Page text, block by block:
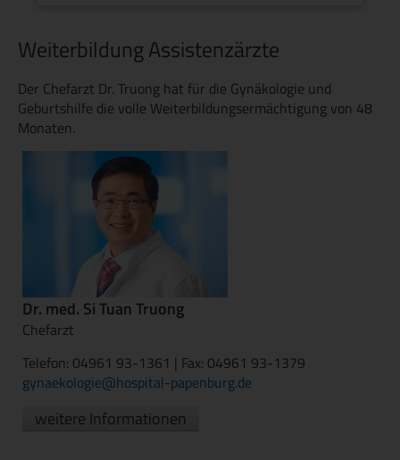
Weiterbildung Assistenzärzte
Der Chefarzt Dr. Truong hat für die Gynäkologie und
Geburtshilfe die volle Weiterbildungsermächtigung von 48
Monaten.
Dr. med. Si Tuan Truong
Chefarzt
Telefon: 04961 93-1361 | Fax: 04961 93-1379
gynaekologie@hospital-papenburg.de
weitere Informationen